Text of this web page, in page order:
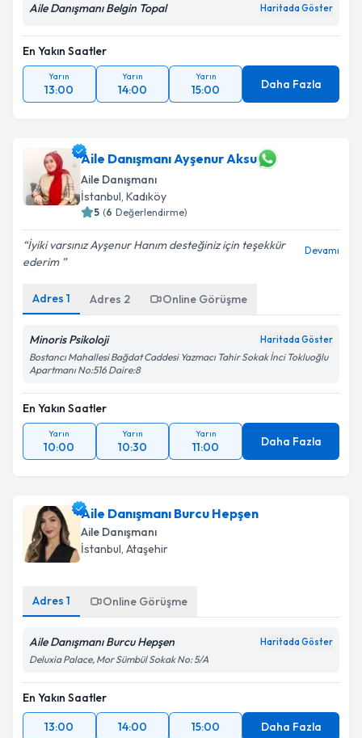
Aile Danışmanı Belgin Topal Haritada Göster
En Yakın Saatler
Yarın
13:00
Yarın
14:00
Yarın
15:00 Daha Fazla
Aile Danışmanı Ayşenur Aksu
Aile Danışmanı
İstanbul, Kadıköy
5 (6 Değerlendirme)
İyiki varsınız Ayşenur Hanım desteğiniz için teşekkür
ederim ️
Devamı
Adres 1 Adres 2 Online Görüşme
Minoris Psikoloji Haritada Göster
Bostancı Mahallesi Bağdat Caddesi Yazmacı Tahir Sokak İnci Tokluoğlu
Apartmanı No:516 Daire:8
En Yakın Saatler
Yarın
10:00
Yarın
10:30
Yarın
11:00 Daha Fazla
Aile Danışmanı Burcu Hepşen
Aile Danışmanı
İstanbul, Ataşehir
Adres 1 Online Görüşme
Aile Danışmanı Burcu Hepşen Haritada Göster
Deluxia Palace, Mor Sümbül Sokak No: 5/A
En Yakın Saatler
13:00
14:00 15:00 Daha Fazla